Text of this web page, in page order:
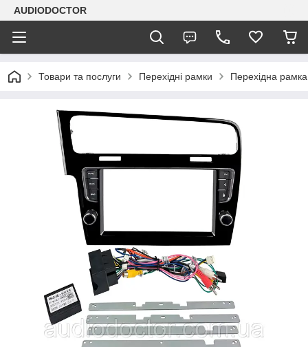
AUDIODOCTOR
Товари та послуги Перехідні рамки Перехідна